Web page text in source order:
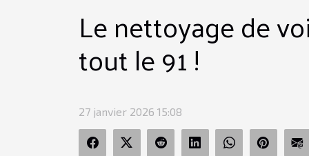
Le nettoyage de
tout le 91 !
27 janvier 2026 15:08